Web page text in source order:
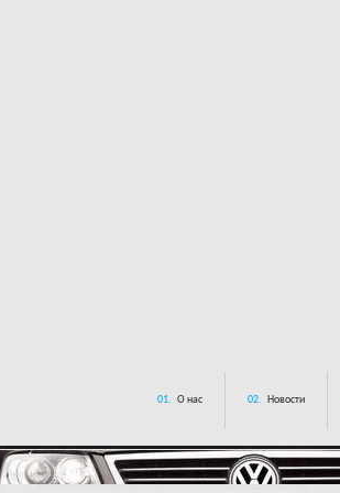
01. О нас 02. Новости